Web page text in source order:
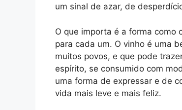
um sinal de azar, de
O que importa é a forma como
para cada um. O vinho é uma
muitos povos, e que pode
espírito, se consumido com
uma forma de expressar e de
vida mais leve e mais feliz.